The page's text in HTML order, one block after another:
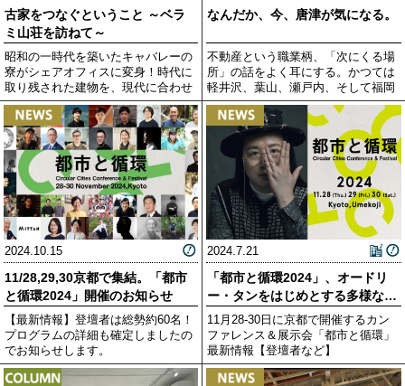
古家をつなぐということ ～ベラ
ミ山荘を訪ねて～
昭和の一時代を築いたキャバレーの
寮がシェアオフィスに変身！時代に
取り残された建物を、現代に合わせ
て再
なんだか、今、唐津が気になる。
不動産という職業柄、「次にくる場
所」の話をよく耳にする。かつては
軽井沢、葉山、瀬戸内、そして福岡
なら
2024.10.15
11/28,29,30京都で集結。「都市
と循環2024」開催のお知らせ
【最新情報】登壇者は総勢約60名！
プログラムの詳細も確定しましたの
でお知らせします。
2024.7.21
「都市と循環2024」、オードリ
ー・タンをはじめとする多様な参
加者と共に今秋京都
11月28-30日に京都で開催するカン
ファレンス＆展示会「都市と循環」
最新情報【登壇者など】